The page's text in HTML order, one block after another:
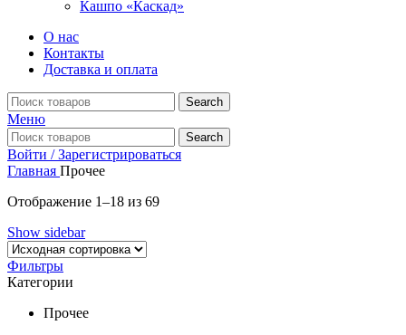
Кашпо «Каскад»
О нас
Контакты
Доставка и оплата
Search
Меню
Search
Войти / Зарегистрироваться
Главная Прочее
Отображение 1–18 из 69
Show sidebar
Фильтры
Категории
Прочее